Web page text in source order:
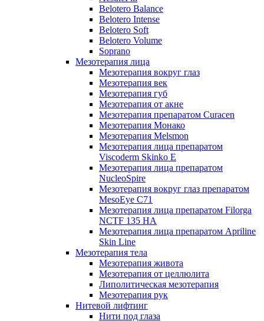
Belotero Balance
Belotero Intense
Belotero Soft
Belotero Volume
Soprano
Мезотерапия лица
Мезотерапия вокруг глаз
Мезотерапия век
Мезотерапия губ
Мезотерапия от акне
Мезотерапия препаратом Curacen
Мезотерапия Монако
Мезотерапия Melsmon
Мезотерапия лица препаратом
Viscoderm Skinko E
Мезотерапия лица препаратом
NucleoSpire
Мезотерапия вокруг глаз препаратом
MesoEye С71
Мезотерапия лица препаратом Filorga
NCTF 135 HA
Мезотерапия лица препаратом Apriline
Skin Line
Мезотерапия тела
Мезотерапия живота
Мезотерапия от целлюлита
Липолитическая мезотерапия
Мезотерапия рук
Нитевой лифтинг
Нити под глаза